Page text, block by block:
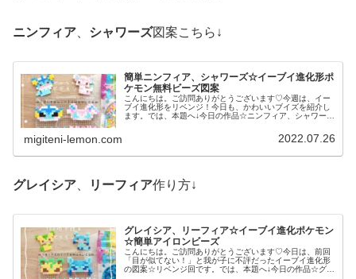
ニンフィア シャワーズ図案こちら↓
簡単ニンフィア、シャワーズ☆イーブイ進化形ポ
ケモン無料ビーズ図案
こんにちは。ご訪問ありがとうございます♡今週は、イー
ブイ進化形をリベンジ！今日も、かわいいブイズを紹介し
ます。では、本題へ↓今日の作品☆ニンフィア、シャワーズ
migiteni-lemon.com 2022.07.26
グレイシア リーフィア作り方↓
グレイシア、リーフィア☆イーブイ進化ポケモン
☆簡単アイロンビーズ
こんにちは。ご訪問ありがとうございます♡今日は、前回
「目が似てない！」と我が子に不評だったイーブイ進化形
の図案☆リベンジ回です。では、本題へ↓今日の作品☆グレ